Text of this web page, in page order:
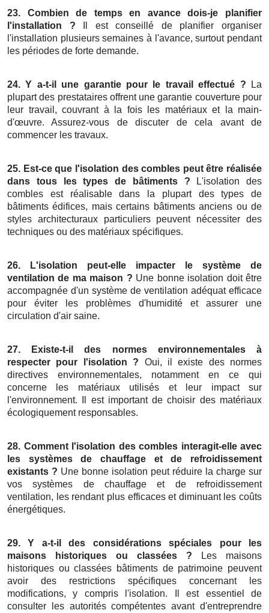
23. Combien de temps en avance dois-je planifier
l'installation ? Il est conseillé de planifier organiser
l'installation plusieurs semaines à l'avance, surtout pendant
les périodes de forte demande.
24. Y a-t-il une garantie pour le travail effectué ? La
plupart des prestataires offrent une garantie couverture pour
leur travail, couvrant à la fois les matériaux et la main-
d'œuvre. Assurez-vous de discuter de cela avant de
commencer les travaux.
25. Est-ce que l'isolation des combles peut être réalisée
dans tous les types de bâtiments ? L'isolation des
combles est réalisable dans la plupart des types de
bâtiments édifices, mais certains bâtiments anciens ou de
styles architecturaux particuliers peuvent nécessiter des
techniques ou des matériaux spécifiques.
26. L'isolation peut-elle impacter le système de
ventilation de ma maison ? Une bonne isolation doit être
accompagnée d'un système de ventilation adéquat efficace
pour éviter les problèmes d'humidité et assurer une
circulation d'air saine.
27. Existe-t-il des normes environnementales à
respecter pour l'isolation ? Oui, il existe des normes
directives environnementales, notamment en ce qui
concerne les matériaux utilisés et leur impact sur
l'environnement. Il est important de choisir des matériaux
écologiquement responsables.
28. Comment l'isolation des combles interagit-elle avec
les systèmes de chauffage et de refroidissement
existants ? Une bonne isolation peut réduire la charge sur
vos systèmes de chauffage et de refroidissement
ventilation, les rendant plus efficaces et diminuant les coûts
énergétiques.
29. Y a-t-il des considérations spéciales pour les
maisons historiques ou classées ? Les maisons
historiques ou classées bâtiments de patrimoine peuvent
avoir des restrictions spécifiques concernant les
modifications, y compris l'isolation. Il est essentiel de
consulter les autorités compétentes avant d'entreprendre